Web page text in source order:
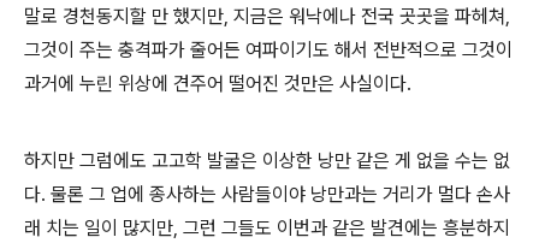
말로 경천동지할 만 했지만, 지금은 워낙에나 전국 곳곳을 파헤쳐,
그것이 주는 충격파가 줄어든 여파이기도 해서 전반적으로 그것이
과거에 누린 위상에 견주어 떨어진 것만은 사실이다.
하지만 그럼에도 고고학 발굴은 이상한 낭만 같은 게 없을 수는 없
다. 물론 그 업에 종사하는 사람들이야 낭만과는 거리가 멀다 손사
래 치는 일이 많지만, 그런 그들도 이번과 같은 발견에는 흥분하지